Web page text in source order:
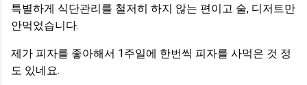
특별하게 식단관리를 철저히 하지 않는 편이고 술, 디저트만
안먹었습니다.
제가 피자를 좋아해서 1주일에 한번씩 피자를 사먹은 것 정
도 있네요.